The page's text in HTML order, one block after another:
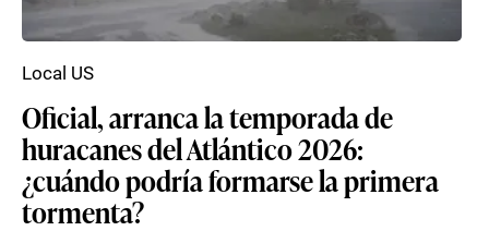
Oficial, arranca la temporada de
huracanes del Atlántico 2026:
¿cuándo podría formarse la primera
tormenta?
Local US